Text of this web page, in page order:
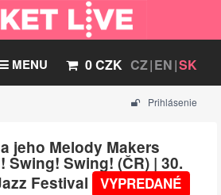
CZ EN SK
0 CZK
MENU
Prihlásenie
jeho Melody Makers
Swing! Swing! (ČR) | 30.
Festival
VYPREDANÉ